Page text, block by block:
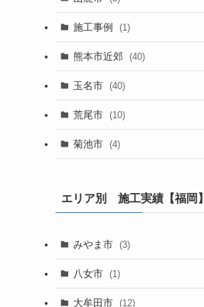
施工事例 (1)
熊本市近郊 (40)
玉名市 (40)
荒尾市 (10)
菊池市 (4)
エリア別 施工実績【福岡】
みやま市 (3)
八女市 (1)
大牟田市 (12)